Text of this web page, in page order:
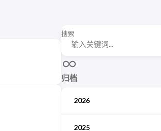
搜索
归档
2026
2025